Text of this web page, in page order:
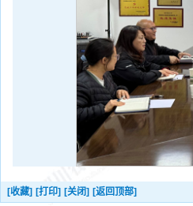
[收藏] [打印] [关闭] [返回顶部]